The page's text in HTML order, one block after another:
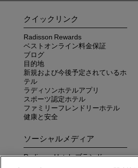
クイックリンク
Radisson Rewards
ベストオンライン料金保証
ブログ
目的地
新規および今後予定されているホ
テル
ラディソンホテルアプリ
スポーツ認定ホテル
ファミリーフレンドリーホテル
健康と安全
ソーシャルメディア
Radisson Hotels ブランド